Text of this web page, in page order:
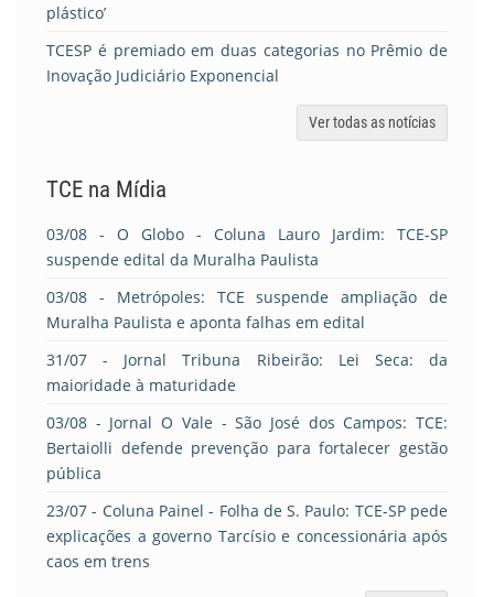
plástico’
TCESP é premiado em duas categorias no Prêmio de
Inovação Judiciário Exponencial
Ver todas as notícias
TCE na Mídia
03/08 - O Globo - Coluna Lauro Jardim: TCE-SP
suspende edital da Muralha Paulista
03/08 - Metrópoles: TCE suspende ampliação de
Muralha Paulista e aponta falhas em edital
31/07 - Jornal Tribuna Ribeirão: Lei Seca: da
maioridade à maturidade
03/08 - Jornal O Vale - São José dos Campos: TCE:
Bertaiolli defende prevenção para fortalecer gestão
pública
23/07 - Coluna Painel - Folha de S. Paulo: TCE-SP pede
explicações a governo Tarcísio e concessionária após
caos em trens